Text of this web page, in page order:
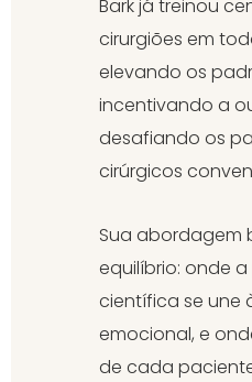
Bark já treinou
cirurgiões em
elevando os
incentivando a
desafiando os
cirúrgicos
Sua abordagem
equilíbrio: onde
científica se une
emocional, e
de cada